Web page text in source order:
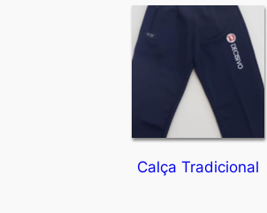
Calça Tradicional